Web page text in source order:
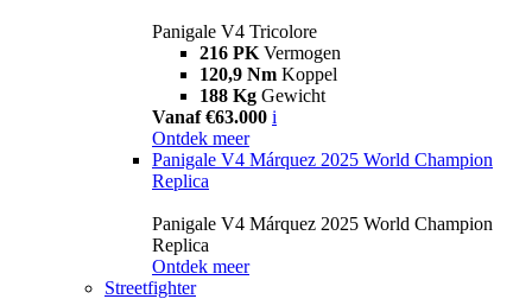
Panigale V4 Tricolore
216 PK Vermogen
120,9 Nm Koppel
188 Kg Gewicht
Vanaf €63.000 i
Ontdek meer
Panigale V4 Márquez 2025 World Champion
Replica
Panigale V4 Márquez 2025 World Champion
Replica
Ontdek meer
Streetfighter